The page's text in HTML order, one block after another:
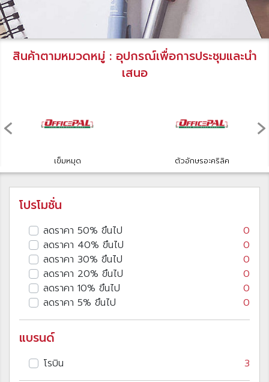
สินค้าตามหมวดหมู่ : อุปกรณ์เพื่อการประชุมและนำ
เสนอ
เข็มหมุด ตัวอักษรอะคริลิค
‹ ›
โปรโมชั่น
ลดราคา 50% ขึนไป
0
ลดราคา 40% ขึนไป
0
ลดราคา 30% ขึนไป
0
ลดราคา 20% ขึนไป
0
ลดราคา 10% ขึนไป
0
ลดราคา 5% ขึนไป
0
แบรนด์
โรบิน 3